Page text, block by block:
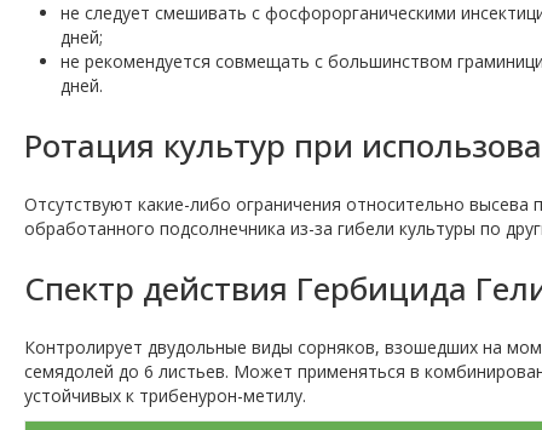
не следует смешивать с фосфорорганическими
дней;
не рекомендуется совмещать с большинством
дней.
Ротация культур при
Отсутствуют какие-либо ограничения относительно
обработанного подсолнечника из-за гибели культуры по
Спектр действия Гербицида
Контролирует двудольные виды сорняков, взошедших на
семядолей до 6 листьев. Может применяться в
устойчивых к трибенурон-метилу.